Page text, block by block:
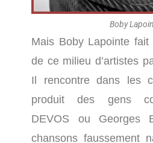
Boby
Mais Boby Lapointe fait
de ce milieu d’artistes
Il rencontre dans les
produit des gens
DEVOS ou Georges
chansons faussement